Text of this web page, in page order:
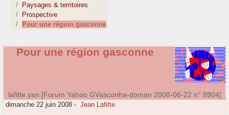
Paysages & territoires
Prospective
Pour une région gasconne
Pour une région gasconne
lafitte.yan [Forum Yahoo GVasconha-doman 2008-06-22 n° 8904]
dimanche 22 juin 2008 - Jean Lafitte